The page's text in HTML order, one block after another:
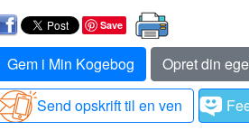
Save
Gem i Min Kogebog
Opret din
Send opskrift til en ven